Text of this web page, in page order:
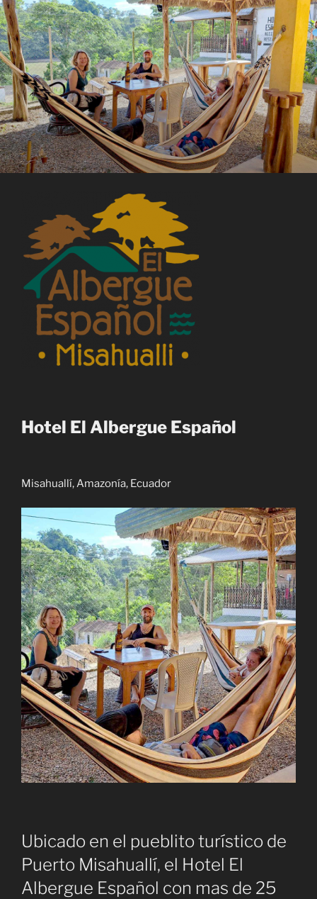
Hotel El Albergue Español
Misahuallí, Amazonía, Ecuador
Ubicado en el pueblito turístico de
Puerto Misahuallí, el Hotel El
Albergue Español con mas de 25